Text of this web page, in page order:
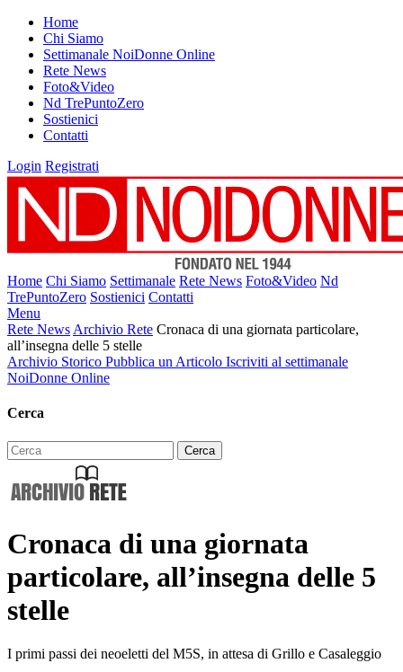
Home
Chi Siamo
Settimanale NoiDonne Online
Rete News
Foto&Video
Nd TrePuntoZero
Sostienici
Contatti
Login Registrati
Home Chi Siamo Settimanale Rete News Foto&Video Nd
TrePuntoZero Sostienici Contatti
Menu
Rete News Archivio Rete Cronaca di una giornata particolare,
all’insegna delle 5 stelle
Archivio Storico Pubblica un Articolo Iscriviti al settimanale
NoiDonne Online
Cerca
Cronaca di una giornata
particolare, all’insegna delle 5
stelle
I primi passi dei neoeletti del M5S, in attesa di Grillo e Casaleggio